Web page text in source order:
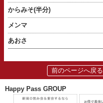
からみそ(半分)
メンマ
あおさ
前のページへ戻る
Happy Pass GROUP